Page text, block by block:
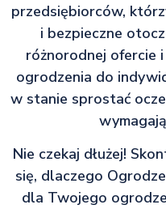
przedsiębiorców,
i bezpieczne
różnorodnej ofercie
ogrodzenia do
w stanie sprostać
Nie czekaj dłużej!
się, dlaczego
dla Twojego